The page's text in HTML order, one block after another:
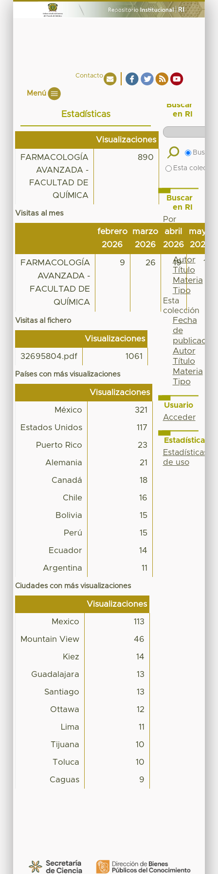
Contacto
Menú
Estadísticas
Visualizaciones
FARMACOLOGÍA
AVANZADA -
FACULTAD DE
QUÍMICA
890
Visitas al mes
febrero
2026
marzo
2026
abril
2026
mayo
2026
FARMACOLOGÍA
AVANZADA -
FACULTAD DE
QUÍMICA
9 26 19 11
Visitas al fichero
Visualizaciones
32695804.pdf 1061
Países con más visualizaciones
Visualizaciones
México 321
Estados Unidos 117
Puerto Rico 23
Alemania 21
Canadá 18
Chile 16
Bolivia 15
Perú 15
Ecuador 14
Argentina 11
Ciudades con más visualizaciones
Visualizaciones
Mexico 113
Mountain View 46
Kiez 14
Guadalajara 13
Santiago 13
Ottawa 12
Lima 11
Tijuana 10
Toluca 10
Caguas 9
Buscar
en RI
Buscar
Esta
Buscar
en RI
Por
Fecha
de
publicación
Autor
Título
Materia
Tipo
Esta
colección
Fecha
de
publicación
Autor
Título
Materia
Tipo
Usuario
Acceder
Estadísticas
Estadísticas
de uso